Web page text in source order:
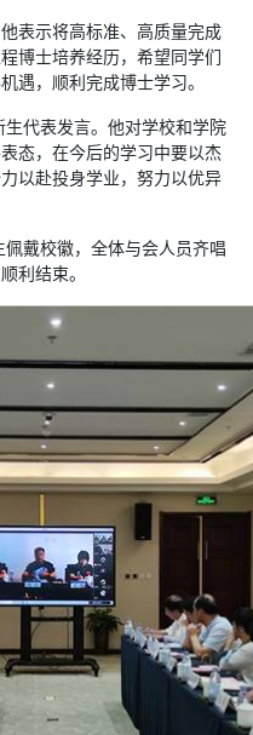
表示将高标准、高质量完成
博士培养经历，希望同学们
遇，顺利完成博士学习。
代表发言。他对学校和学院
态，在今后的学习中要以杰
以赴投身学业，努力以优异
戴校徽，全体与会人员齐唱
利结束。